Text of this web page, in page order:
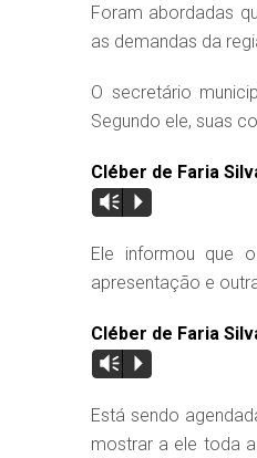
Foram abordadas
as demandas da
O secretário
Segundo ele, suas
Cléber de Faria
Vm P
Ele informou que
apresentação e
Cléber de Faria
Vm P
Está sendo
mostrar a ele toda